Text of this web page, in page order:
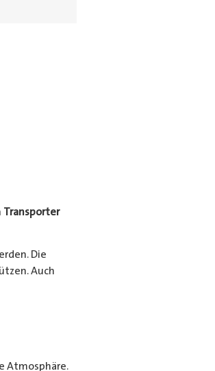
Transporter
Die
Auch
Atmosphäre.